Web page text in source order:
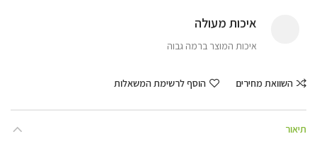
איכות מעולה
איכות המוצר ברמה גבוה
השוואת מחירים הוסף לרשימת המשאלות
תיאור